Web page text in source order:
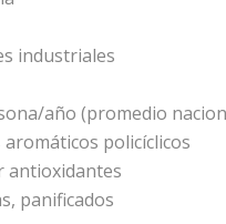
industriales
año (promedio
policíclicos
antioxidantes
panificados